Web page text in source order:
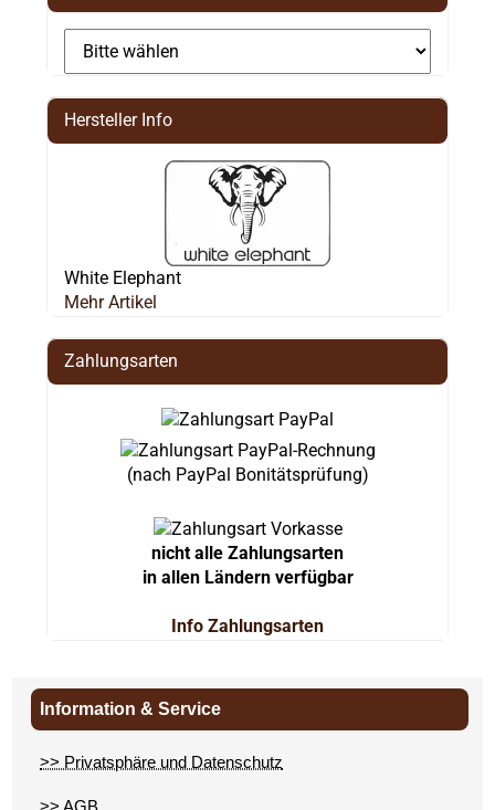
Hersteller Info
White Elephant
Mehr Artikel
Zahlungsarten
(nach PayPal Bonitätsprüfung)
nicht alle Zahlungsarten
in allen Ländern verfügbar
Info Zahlungsarten
Information & Service
>> Privatsphäre und Datenschutz